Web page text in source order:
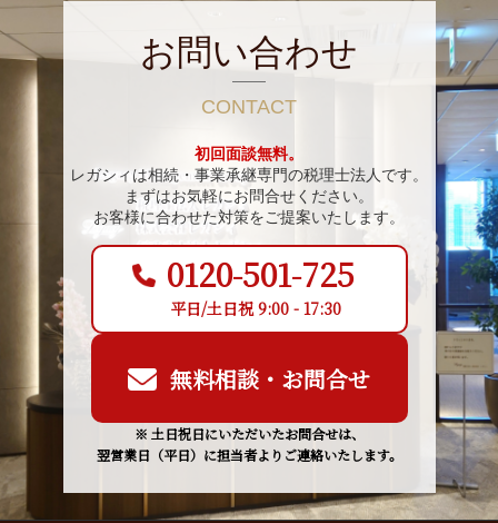
お問い合わせ
CONTACT
初回面談無料。
レガシィは相続・事業承継専門の税理士法人です。
まずはお気軽にお問合せください。
お客様に合わせた対策をご提案いたします。
0120-501-725
平日/土日祝 9:00 - 17:30
無料相談・お問合せ
※ 土日祝日にいただいたお問合せは、
翌営業日（平日）に担当者よりご連絡いたします。